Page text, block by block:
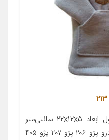
معرفی محصول جزئیات محصول ابعاد ۲۲x۱۲x۵ سانتی‌متر
جنس ویسکوز مناسب برای خودرو پژو ۲۰۶ پژو ۲۰۷ پژو ۴۰۵